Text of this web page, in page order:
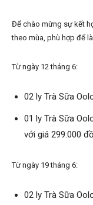
Để chào mừng sự kết
theo mùa, phù hợp để
Từ ngày 12 tháng 6:
02 ly Trà Sữa
01 ly Trà Sữa
với giá 299.000
Từ ngày 19 tháng 6:
02 ly Trà Sữa